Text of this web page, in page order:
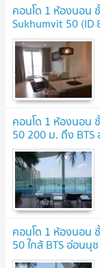
คอนโด 1 ห้องนอน
Sukhumvit 50 (ID
คอนโด 1 ห้องนอน
50 200 ม. ถึง
คอนโด 1 ห้องนอน
50 ใกล้ BTS อ่อนนุ